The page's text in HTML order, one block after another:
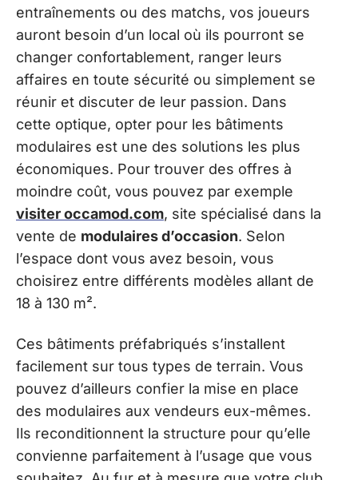
entraînements ou des matchs, vos joueurs
auront besoin d’un local où ils pourront se
changer confortablement, ranger leurs
affaires en toute sécurité ou simplement se
réunir et discuter de leur passion. Dans
cette optique, opter pour les bâtiments
modulaires est une des solutions les plus
économiques. Pour trouver des offres à
moindre coût, vous pouvez par exemple
visiter occamod.com, site spécialisé dans la
vente de modulaires d’occasion. Selon
l’espace dont vous avez besoin, vous
choisirez entre différents modèles allant de
18 à 130 m².
Ces bâtiments préfabriqués s’installent
facilement sur tous types de terrain. Vous
pouvez d’ailleurs confier la mise en place
des modulaires aux vendeurs eux-mêmes.
Ils reconditionnent la structure pour qu’elle
convienne parfaitement à l’usage que vous